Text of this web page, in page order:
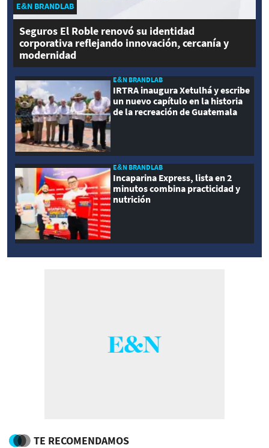
E&N BRANDLAB
Seguros El Roble renovó su identidad
corporativa reflejando innovación, cercanía y
modernidad
E&N BRANDLAB
IRTRA inaugura Xetulhá y escribe
un nuevo capítulo en la historia
de la recreación de Guatemala
E&N BRANDLAB
Incaparina Express, lista en 2
minutos combina practicidad y
nutrición
TE RECOMENDAMOS